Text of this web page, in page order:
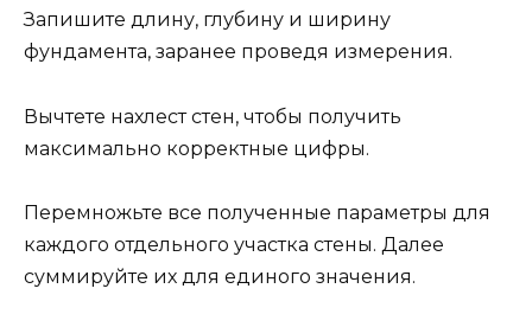
Запишите длину, глубину и ширину
фундамента, заранее проведя измерения.
Вычтете нахлест стен, чтобы получить
максимально корректные цифры.
Перемножьте все полученные параметры для
каждого отдельного участка стены. Далее
суммируйте их для единого значения.